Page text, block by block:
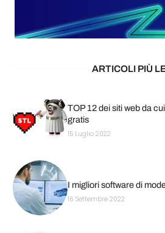
ARTICOLI PIÙ
TOP 12 dei siti web da
gratis
15 Luglio 2022
I migliori software di
16 Settembre 2022